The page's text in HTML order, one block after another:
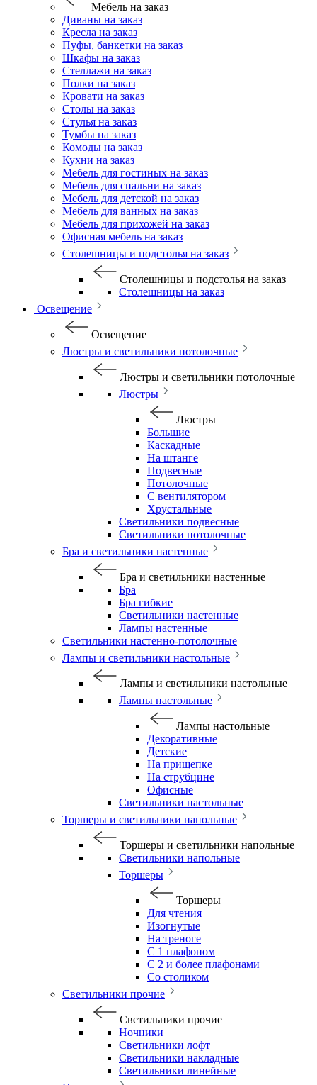
Мебель на заказ
Диваны на заказ
Кресла на заказ
Пуфы, банкетки на заказ
Шкафы на заказ
Стеллажи на заказ
Полки на заказ
Кровати на заказ
Столы на заказ
Стулья на заказ
Тумбы на заказ
Комоды на заказ
Кухни на заказ
Мебель для гостиных на заказ
Мебель для спальни на заказ
Мебель для детской на заказ
Мебель для ванных на заказ
Мебель для прихожей на заказ
Офисная мебель на заказ
Столешницы и подстолья на заказ
Столешницы и подстолья на заказ
Столешницы на заказ
Освещение
Освещение
Люстры и светильники потолочные
Люстры и светильники потолочные
Люстры
Люстры
Большие
Каскадные
На штанге
Подвесные
Потолочные
С вентилятором
Хрустальные
Светильники подвесные
Светильники потолочные
Бра и светильники настенные
Бра и светильники настенные
Бра
Бра гибкие
Светильники настенные
Лампы настенные
Светильники настенно-потолочные
Лампы и светильники настольные
Лампы и светильники настольные
Лампы настольные
Лампы настольные
Декоративные
Детские
На прищепке
На струбцине
Офисные
Светильники настольные
Торшеры и светильники напольные
Торшеры и светильники напольные
Светильники напольные
Торшеры
Торшеры
Для чтения
Изогнутые
На треноге
С 1 плафоном
С 2 и более плафонами
Со столиком
Светильники прочие
Светильники прочие
Ночники
Светильники лофт
Светильники накладные
Светильники линейные